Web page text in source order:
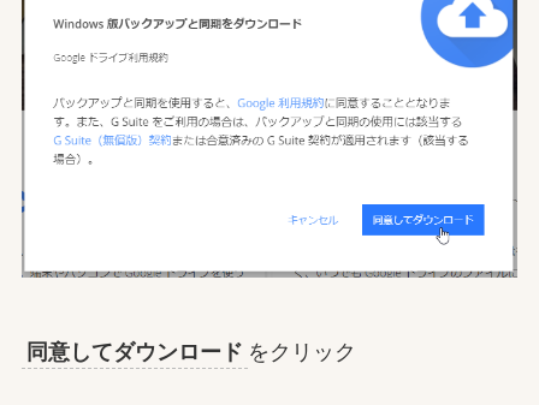
同意してダウンロード をクリック